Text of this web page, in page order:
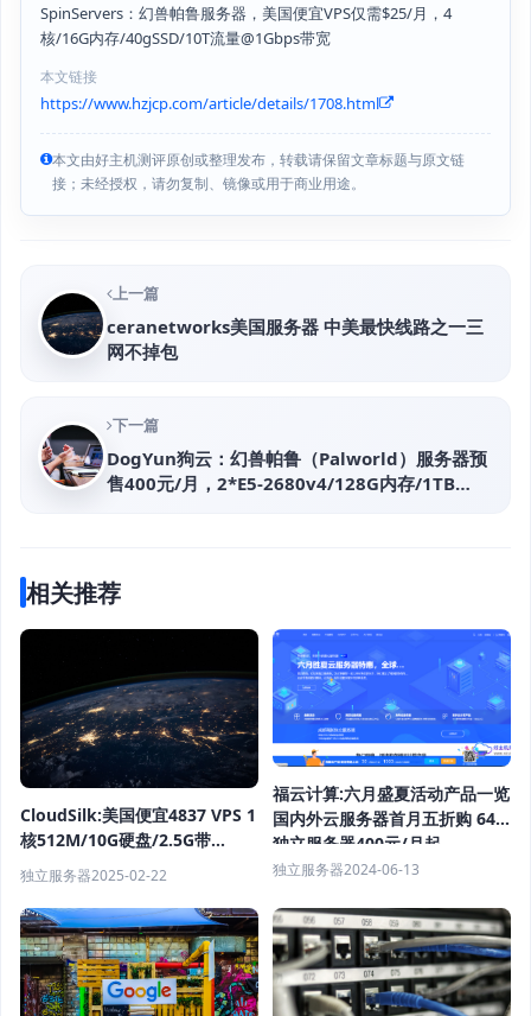
SpinServers：幻兽帕鲁服务器，美国便宜VPS仅需$25/月，4
核/16G内存/40gSSD/10T流量@1Gbps带宽
本文链接
https://www.hzjcp.com/article/details/1708.html
本文由好主机测评原创或整理发布，转载请保留文章标题与原文链
接；未经授权，请勿复制、镜像或用于商业用途。
上一篇
ceranetworks美国服务器 中美最快线路之一三
网不掉包
下一篇
DogYun狗云：幻兽帕鲁（Palworld）服务器预
售400元/月，2*E5-2680v4/128G内存/1TB
相关推荐
CloudSilk:美国便宜4837 VPS 1
核512M/10G硬盘/2.5G带
宽/500G流量/年付￥160
独立服务器2025-02-22
福云计算:六月盛夏活动产品一览
国内外云服务器首月五折购 64G
独立服务器400元/月起
独立服务器2024-06-13